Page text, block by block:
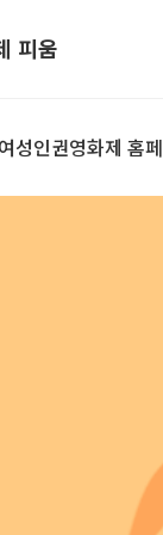
피움
여성인권영화제 홈